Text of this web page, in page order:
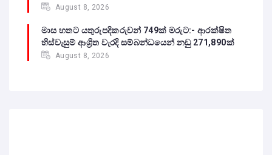
August 8, 2026
මාස හතට යතුරුපදිකරුවන් 749ක් මරුට:- ආරක්ෂිත
හිස්වැසුම් ආශ්‍රිත වැරදි සම්බන්ධයෙන් නඩු 271,890ක්
August 8, 2026